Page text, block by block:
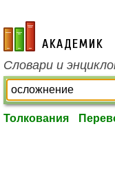
academic.ru
Словари и
Толкования